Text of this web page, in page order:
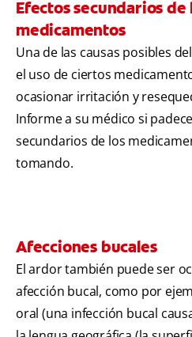
Efectos secundarios de
medicamentos
Una de las causas posibles
el uso de ciertos
ocasionar irritación y
Informe a su médico si
secundarios de los
tomando.
Afecciones bucales
El ardor también puede ser
afección bucal, como por
oral (una infección bucal